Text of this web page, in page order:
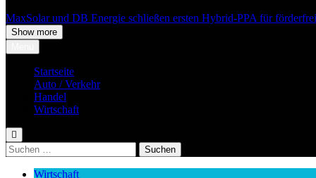
MaxSolar und DB Energie schließen ersten Hybrid-PPA für
Show more
Startseite
Auto / Verkehr
Handel
Wirtschaft
Suchen
nach:
Wirtschaft